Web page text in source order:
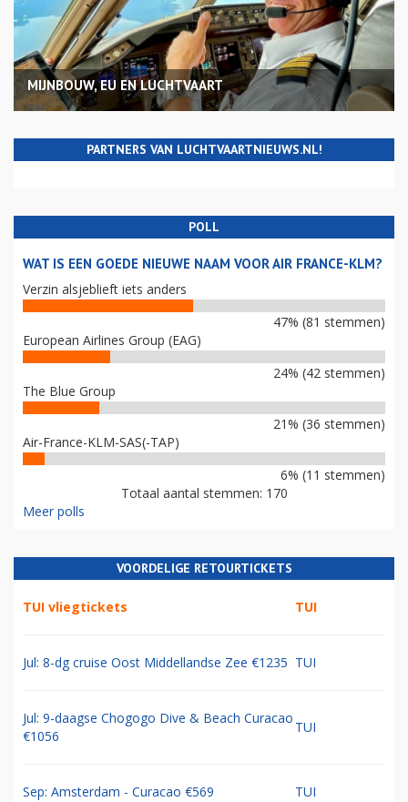
MIJNBOUW, EU EN LUCHTVAART
PARTNERS VAN LUCHTVAARTNIEUWS.NL!
POLL
WAT IS EEN GOEDE NIEUWE NAAM VOOR AIR FRANCE-KLM?
Verzin alsjeblieft iets anders
47% (81 stemmen)
European Airlines Group (EAG)
24% (42 stemmen)
The Blue Group
21% (36 stemmen)
Air-France-KLM-SAS(-TAP)
6% (11 stemmen)
Totaal aantal stemmen: 170
Meer polls
VOORDELIGE RETOURTICKETS
TUI vliegtickets TUI
Jul: 8-dg cruise Oost Middellandse Zee €1235 TUI
Jul: 9-daagse Chogogo Dive & Beach Curacao
€1056
TUI
Sep: Amsterdam - Curacao €569 TUI